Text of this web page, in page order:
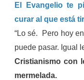
El Evangelio te
curar al que está
“Lo sé. Pero hoy
puede pasar. Igual
Cristianismo con
mermelada.